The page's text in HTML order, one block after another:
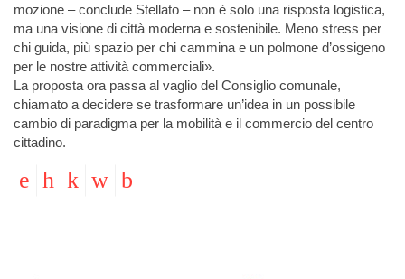
mozione – conclude Stellato – non è solo una risposta logistica,
ma una visione di città moderna e sostenibile. Meno stress per
chi guida, più spazio per chi cammina e un polmone d’ossigeno
per le nostre attività commerciali».
La proposta ora passa al vaglio del Consiglio comunale,
chiamato a decidere se trasformare un’idea in un possibile
cambio di paradigma per la mobilità e il commercio del centro
cittadino.